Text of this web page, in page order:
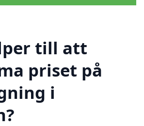
till att
priset på
i